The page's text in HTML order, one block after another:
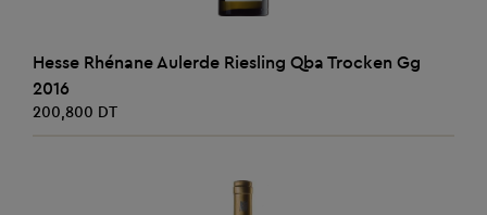
AJOUTER AU PANIER
Hesse Rhénane Aulerde Riesling Qba Trocken Gg
2016
200,800 DT